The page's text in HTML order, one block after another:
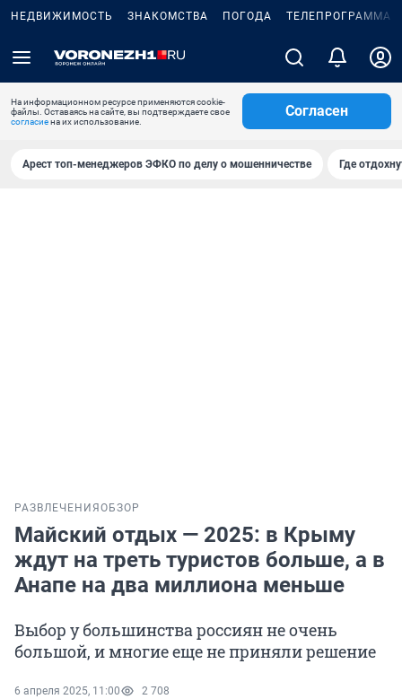
НЕДВИЖИМОСТЬ ЗНАКОМСТВА ПОГОДА ТЕЛЕПРОГРАММА
На информационном ресурсе применяются cookie-
файлы. Оставаясь на сайте, вы подтверждаете свое
согласиена их использование.
Согласен
Арест топ-менеджеров ЭФКО по делу о мошенничестве Где
РАЗВЛЕЧЕНИЯ ОБЗОР
Майский отдых — 2025: в Крыму
ждут на треть туристов больше, а в
Анапе на два миллиона меньше
Выбор у большинства россиян не очень
большой, и многие еще не приняли решение
6 апреля 2025, 11:00 2 708